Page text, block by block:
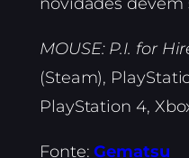
MOUSE: P.I. for
(Steam),
PlayStation 4,
Fonte:Gematsu